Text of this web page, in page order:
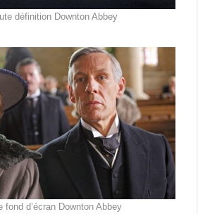
définition Downton Abbey
fond d’écran Downton Abbey